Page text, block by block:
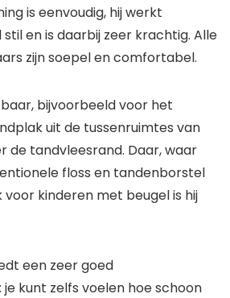
is eenvoudig, hij werkt
en is daarbij zeer krachtig. Alle
zijn soepel en comfortabel.
bijvoorbeeld voor het
uit de tussenruimtes van
de tandvleesrand. Daar, waar
floss en tandenborstel
voor kinderen met beugel is hij
een zeer goed
kunt zelfs voelen hoe schoon